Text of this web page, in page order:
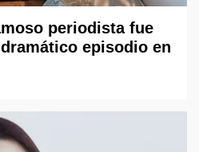
periodista fue
episodio en